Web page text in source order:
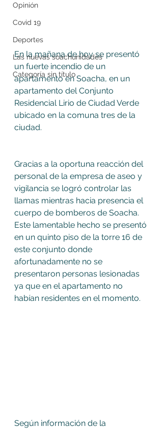
Opinión
Covid 19
Deportes
Las nuevas soachunidades
Categoría sin título
En la mañana de hoy se presentó
un fuerte incendio de un
apartamento en Soacha, en un
apartamento del Conjunto
Residencial Lirio de Ciudad Verde
ubicado en la comuna tres de la
ciudad.
Gracias a la oportuna reacción del
personal de la empresa de aseo y
vigilancia se logró controlar las
llamas mientras hacia presencia el
cuerpo de bomberos de Soacha.
Este lamentable hecho se presentó
en un quinto piso de la torre 16 de
este conjunto donde
afortunadamente no se
presentaron personas lesionadas
ya que en el apartamento no
habían residentes en el momento.
Según información de la